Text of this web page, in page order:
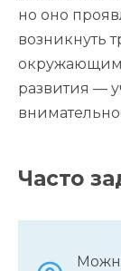
но оно
возникнуть
развития —
Часто